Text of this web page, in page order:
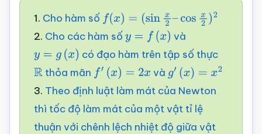
1. Cho hàm số f(x)= (sinx2–cosx2 )2
2. Cho các hàm số y =f( x )
và
y =g (x )
có đạo hàm trên tập số thực
Rthỏa mãn f′( x)= 2x và g′ (x)=x2
3. Theo định luật làm mát của Newton
thì tốc độ làm mát của một vật tỉ lệ
thuận với chênh lệch nhiệt độ giữa vật